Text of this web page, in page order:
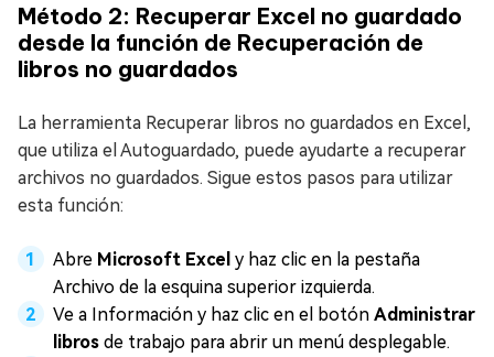
Método 2: Recuperar Excel no guardado
desde la función de Recuperación de
libros no guardados
La herramienta Recuperar libros no guardados en Excel,
que utiliza el Autoguardado, puede ayudarte a recuperar
archivos no guardados. Sigue estos pasos para utilizar
esta función:
Abre Microsoft Excel y haz clic en la pestaña
Archivo de la esquina superior izquierda.
Ve a Información y haz clic en el botón Administrar
libros de trabajo para abrir un menú desplegable.